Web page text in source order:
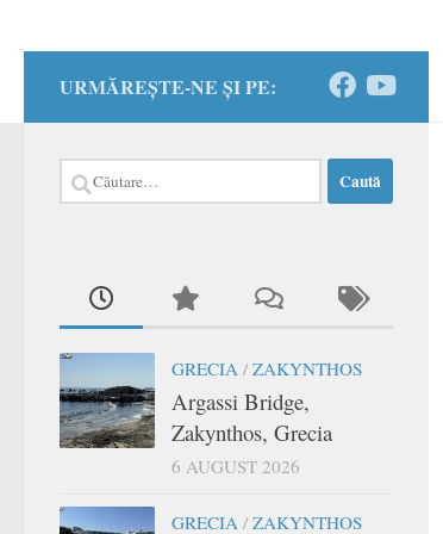
URMĂREȘTE-NE ȘI PE:
Caută
după:
GRECIA / ZAKYNTHOS
Argassi Bridge,
Zakynthos, Grecia
6 AUGUST 2026
GRECIA / ZAKYNTHOS